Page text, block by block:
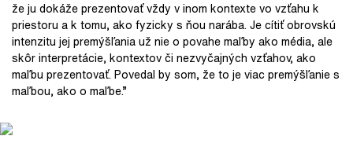
že ju dokáže prezentovať vždy v inom kontexte vo vzťahu k
priestoru a k tomu, ako fyzicky s ňou narába. Je cítiť obrovskú
intenzitu jej premýšľania už nie o povahe maľby ako média, ale
skôr interpretácie, kontextov či nezvyčajných vzťahov, ako
maľbu prezentovať. Povedal by som, že to je viac premýšľanie s
maľbou, ako o maľbe.”